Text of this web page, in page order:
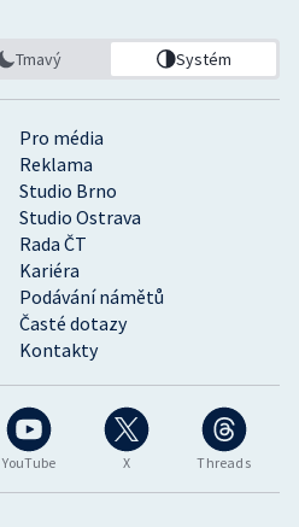
YouTube X Threads
Pro média
Reklama
Studio Brno
Studio Ostrava
Rada ČT
Kariéra
Podávání námětů
Časté dotazy
Kontakty
Tmavý Systém